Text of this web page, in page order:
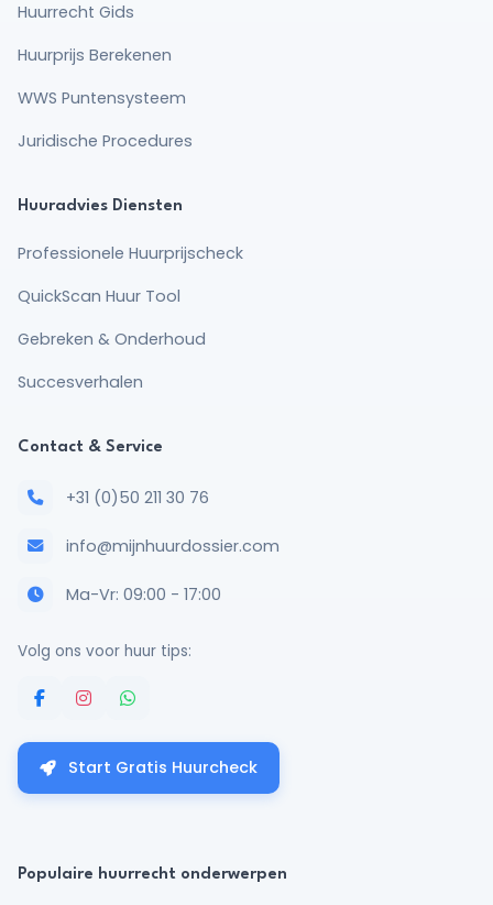
Huurrecht Gids
Huurprijs Berekenen
WWS Puntensysteem
Juridische Procedures
Huuradvies Diensten
Professionele Huurprijscheck
QuickScan Huur Tool
Gebreken & Onderhoud
Succesverhalen
Contact & Service
+31 (0)50 211 30 76
info@mijnhuurdossier.com
Ma-Vr: 09:00 - 17:00
Volg ons voor huur tips:
Start Gratis Huurcheck
Populaire huurrecht onderwerpen